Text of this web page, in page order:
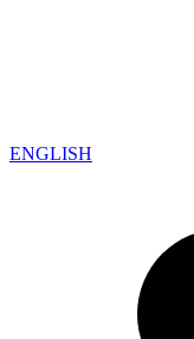
ENGLISH